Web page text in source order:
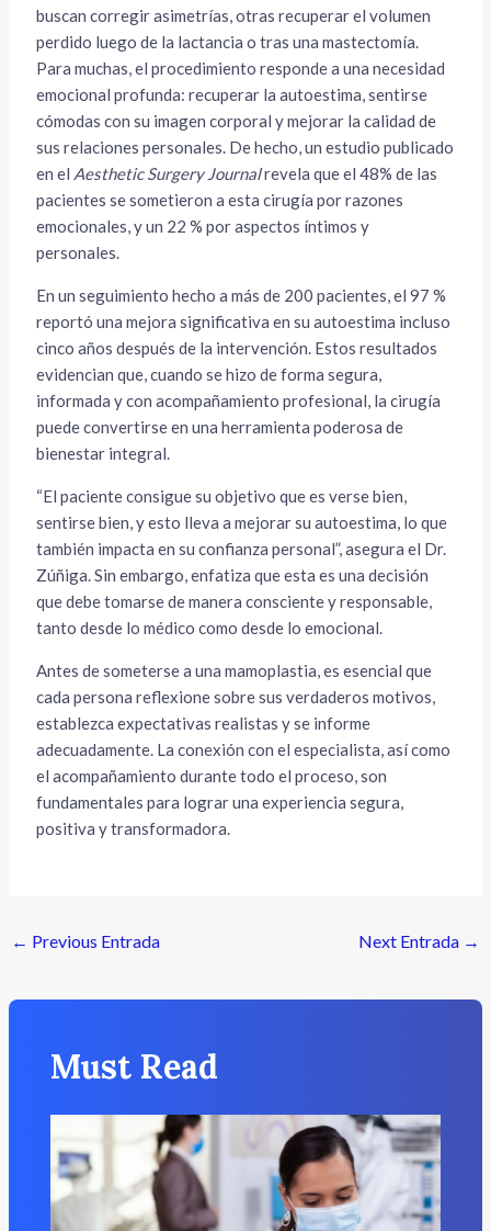
buscan corregir asimetrías, otras recuperar el volumen
perdido luego de la lactancia o tras una mastectomía.
Para muchas, el procedimiento responde a una necesidad
emocional profunda: recuperar la autoestima, sentirse
cómodas con su imagen corporal y mejorar la calidad de
sus relaciones personales. De hecho, un estudio publicado
en el Aesthetic Surgery Journalrevela que el 48% de las
pacientes se sometieron a esta cirugía por razones
emocionales, y un 22 % por aspectos íntimos y
personales.
En un seguimiento hecho a más de 200 pacientes, el 97 %
reportó una mejora significativa en su autoestima incluso
cinco años después de la intervención. Estos resultados
evidencian que, cuando se hizo de forma segura,
informada y con acompañamiento profesional, la cirugía
puede convertirse en una herramienta poderosa de
bienestar integral.
“El paciente consigue su objetivo que es verse bien,
sentirse bien, y esto lleva a mejorar su autoestima, lo que
también impacta en su confianza personal”, asegura el Dr.
Zúñiga. Sin embargo, enfatiza que esta es una decisión
que debe tomarse de manera consciente y responsable,
tanto desde lo médico como desde lo emocional.
Antes de someterse a una mamoplastia, es esencial que
cada persona reflexione sobre sus verdaderos motivos,
establezca expectativas realistas y se informe
adecuadamente. La conexión con el especialista, así como
el acompañamiento durante todo el proceso, son
fundamentales para lograr una experiencia segura,
positiva y transformadora.
← Previous Entrada Next Entrada →
Must Read